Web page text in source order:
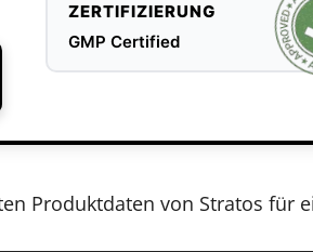
ZERTIFIZIERUNG
GMP Certified
Produktdaten von Stratos für